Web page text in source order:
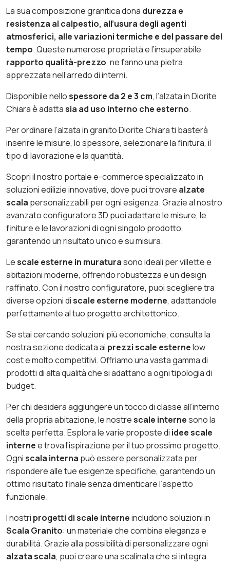
La sua composizione granitica dona durezza e
resistenza al calpestio, all’usura degli agenti
atmosferici, alle variazioni termiche e del passare del
tempo. Queste numerose proprietà e l’insuperabile
rapporto qualità-prezzo, ne fanno una pietra
apprezzata nell’arredo di interni.
Disponibile nellospessore da 2 e 3 cm, l’alzata in Diorite
Chiara è adattasia ad uso interno che esterno.
Per ordinare l’alzata in granito Diorite Chiara ti basterà
inserire le misure, lo spessore, selezionare la finitura, il
tipo di lavorazione e la quantità.
Scopri il nostro portale e-commerce specializzato in
soluzioni edilizie innovative, dove puoi trovare alzate
scala personalizzabili per ogni esigenza. Grazie al nostro
avanzato configuratore 3D puoi adattare le misure, le
finiture e le lavorazioni di ogni singolo prodotto,
garantendo un risultato unico e su misura.
Lescale esterne in muraturasono ideali per villette e
abitazioni moderne, offrendo robustezza e un design
raffinato. Con il nostro configuratore, puoi scegliere tra
diverse opzioni discale esterne moderne, adattandole
perfettamente al tuo progetto architettonico.
Se stai cercando soluzioni più economiche, consulta la
nostra sezione dedicata ai prezzi scale esternelow
cost e molto competitivi. Offriamo una vasta gamma di
prodotti di alta qualità che si adattano a ogni tipologia di
budget.
Per chi desidera aggiungere un tocco di classe all’interno
della propria abitazione, le nostrescale internesono la
scelta perfetta. Esplora le varie proposte di idee scale
internee trova l’ispirazione per il tuo prossimo progetto.
Ogniscala interna può essere personalizzata per
rispondere alle tue esigenze specifiche, garantendo un
ottimo risultato finale senza dimenticare l’aspetto
funzionale.
I nostri progetti di scale interneincludono soluzioni in
Scala Granito: un materiale che combina eleganza e
durabilità. Grazie alla possibilità di personalizzare ogni
alzata scala, puoi creare una scalinata che si integra